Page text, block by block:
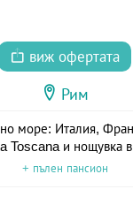
виж офертата
Рим
море: Италия,
Toscana и нощувка
+ пълен пансион